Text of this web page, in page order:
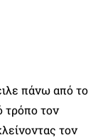
πάνω από το
τρόπο τον
τον